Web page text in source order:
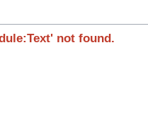
not found.